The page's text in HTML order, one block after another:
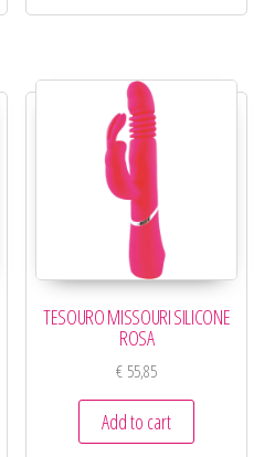
TESOURO MISSOURI SILICONE
ROSA
€ 55,85
Add to cart